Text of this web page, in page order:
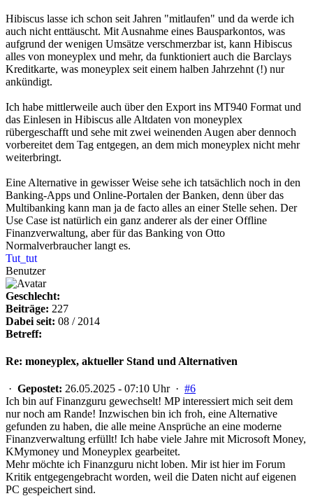
Hibiscus lasse ich schon seit Jahren "mitlaufen" und da werde ich
auch nicht enttäuscht. Mit Ausnahme eines Bausparkontos, was
aufgrund der wenigen Umsätze verschmerzbar ist, kann Hibiscus
alles von moneyplex und mehr, da funktioniert auch die Barclays
Kreditkarte, was moneyplex seit einem halben Jahrzehnt (!) nur
ankündigt.
Ich habe mittlerweile auch über den Export ins MT940 Format und
das Einlesen in Hibiscus alle Altdaten von moneyplex
rübergeschafft und sehe mit zwei weinenden Augen aber dennoch
vorbereitet dem Tag entgegen, an dem mich moneyplex nicht mehr
weiterbringt.
Eine Alternative in gewisser Weise sehe ich tatsächlich noch in den
Banking-Apps und Online-Portalen der Banken, denn über das
Multibanking kann man ja de facto alles an einer Stelle sehen. Der
Use Case ist natürlich ein ganz anderer als der einer Offline
Finanzverwaltung, aber für das Banking von Otto
Normalverbraucher langt es.
Tut_tut
Benutzer
Geschlecht:
Beiträge: 227
Dabei seit: 08 / 2014
Betreff:
Re: moneyplex, aktueller Stand und Alternativen
· Gepostet: 26.05.2025 - 07:10 Uhr · #6
Ich bin auf Finanzguru gewechselt! MP interessiert mich seit dem
nur noch am Rande! Inzwischen bin ich froh, eine Alternative
gefunden zu haben, die alle meine Ansprüche an eine moderne
Finanzverwaltung erfüllt! Ich habe viele Jahre mit Microsoft Money,
KMymoney und Moneyplex gearbeitet.
Mehr möchte ich Finanzguru nicht loben. Mir ist hier im Forum
Kritik entgegengebracht worden, weil die Daten nicht auf eigenen
PC gespeichert sind.